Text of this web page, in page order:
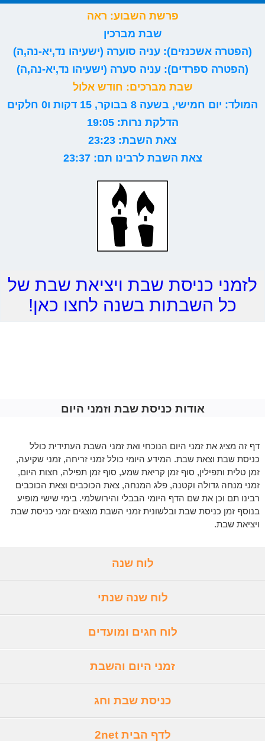
פרשת השבוע: ראה
שבת מברכין
(הפטרה אשכנזים): עניה סוערה (ישעיהו נד,יא-נה,ה)
(הפטרה ספרדים): עניה סערה (ישעיהו נד,יא-נה,ה)
שבת מברכים: חודש אלול
המולד: יום חמישי, בשעה 8 בבוקר, 15 דקות ו0 חלקים
הדלקת נרות: 19:05
צאת השבת: 23:23
צאת השבת לרבינו תם: 23:37
לזמני כניסת שבת ויציאת שבת של
כל השבתות בשנה לחצו כאן!
אודות כניסת שבת וזמני היום
דף זה מציג את זמני היום הנוכחי ואת זמני השבת העתידית כולל
כניסת שבת וצאת שבת. המידע היומי כולל זמני זריחה, זמני שקיעה,
זמן טלית ותפילין, סוף זמן קריאת שמע, סוף זמן תפילה, חצות היום,
זמני מנחה גדולה וקטנה, פלג המנחה, צאת הכוכבים וצאת הכוכבים
רבינו תם וכן את שם הדף היומי הבבלי והירושלמי. בימי שישי מופיע
בנוסף זמן כניסת שבת ובלשונית זמני השבת מוצגים זמני כניסת שבת
ויציאת שבת.
לוח שנה
לוח שנה שנתי
לוח חגים ומועדים
זמני היום והשבת
כניסת שבת וחג
לדף הבית 2net